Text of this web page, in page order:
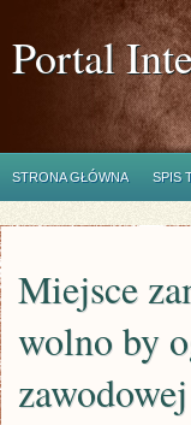
Portal
STRONA GŁÓWNA SPIS
Miejsce
wolno by